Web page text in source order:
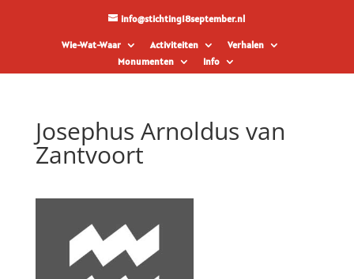
info@stichting18september.nl
Wie-Wat-Waar Activiteiten
Verhalen
Monumenten
Info
Josephus Arnoldus van
Zantvoort